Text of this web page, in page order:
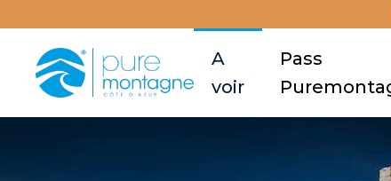
A
voir
Pass